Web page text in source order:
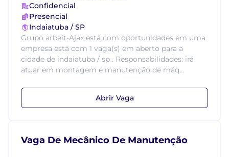
Confidencial
Presencial
Indaiatuba / SP
Grupo arbeit-Ajax está com oportunidades em uma
empresa está com 1 vaga(s) em aberto para a
cidade de indaiatuba / sp . Responsabilidades: irá
atuar em montagem e manutenção de máq...
Abrir Vaga
Vaga De Mecânico De Manutenção